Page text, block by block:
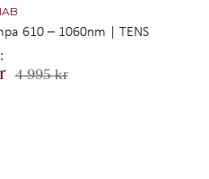
610 – 1060nm | TENS
4 995 kr